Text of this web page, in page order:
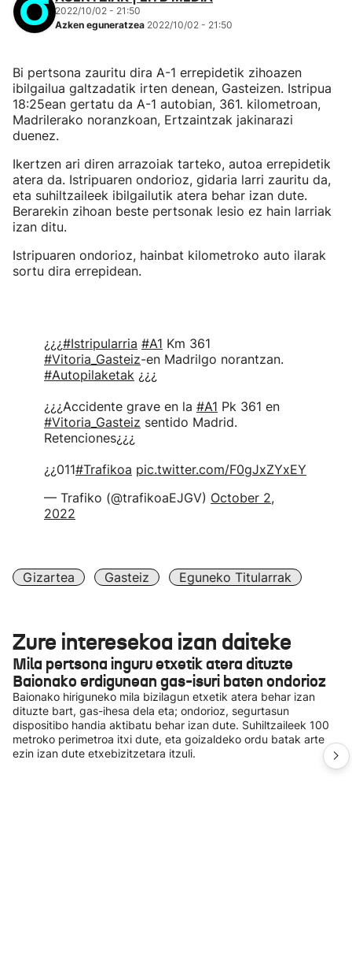
2022/10/02 - 21:50
Azken eguneratzea 2022/10/02 - 21:50
Bi pertsona zauritu dira A-1 errepidetik zihoazen
ibilgailua galtzadatik irten denean, Gasteizen. Istripua
18:25ean gertatu da A-1 autobian, 361. kilometroan,
Madrilerako noranzkoan, Ertzaintzak jakinarazi
duenez.
Ikertzen ari diren arrazoiak tarteko, autoa errepidetik
atera da. Istripuaren ondorioz, gidaria larri zauritu da,
eta suhiltzaileek ibilgailutik atera behar izan dute.
Berarekin zihoan beste pertsonak lesio ez hain larriak
izan ditu.
Istripuaren ondorioz, hainbat kilometroko auto ilarak
sortu dira errepidean.
¿¿¿#Istripularria #A1 Km 361
#Vitoria_Gasteiz-en Madrilgo norantzan.
#Autopilaketak ¿¿¿
¿¿¿Accidente grave en la #A1 Pk 361 en
#Vitoria_Gasteiz sentido Madrid.
Retenciones¿¿¿
¿¿011#Trafikoa pic.twitter.com/F0gJxZYxEY
— Trafiko (@trafikoaEJGV) October 2,
2022
Gizartea Gasteiz Eguneko Titularrak
Zure interesekoa izan daiteke
Mila pertsona inguru etxetik atera dituzte
Baionako erdigunean gas-isuri baten ondorioz
Baionako hiriguneko mila bizilagun etxetik atera behar izan
dituzte bart, gas-ihesa dela eta; ondorioz, segurtasun
dispositibo handia aktibatu behar izan dute. Suhiltzaileek 100
metroko perimetroa itxi dute, eta goizaldeko ordu batak arte
ezin izan dute etxebizitzetara itzuli.